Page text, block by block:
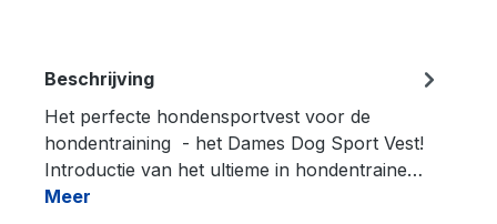
Beschrijving
Het perfecte hondensportvest voor de
hondentraining - het Dames Dog Sport Vest!
Introductie van het ultieme in hondentraine…
Meer